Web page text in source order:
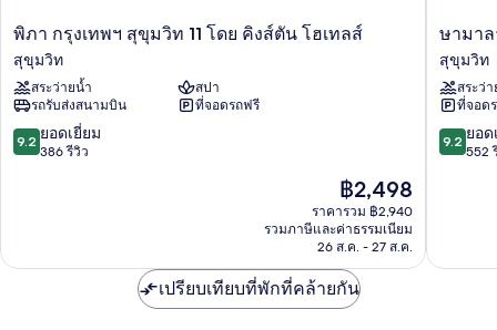
พิภา
กรุงเทพฯ
สุขุมวิท
11
โดย
คิง
ส์
พิภา กรุงเทพฯ สุขุมวิท 11 โดย คิงส์ตัน โฮเทลส์
สุขุมวิท
สระว่ายน้ำ
สปา
รถรับส่งสนามบิน
ที่จอดรถฟรี
9.2
จาก
9.2 ยอดเยี่ยม
386 รีวิว
ราคา
ปัจจุบัน
คือ
฿2,498
฿2,498
ราคารวม ฿2,940
รวมภาษีและค่าธรรมเนียม
26 ส.ค. - 27 ส.ค.
ษา
มาลา
กรุงเทพฯ
สุขุมวิท
15
โดย
คิง
สุขุมวิท
ษามาล
สุขุมวิท
สระว่
ที่จอด
9.2
จาก
9.2 ยอด
552
เปรียบเทียบที่พักที่คล้ายกัน